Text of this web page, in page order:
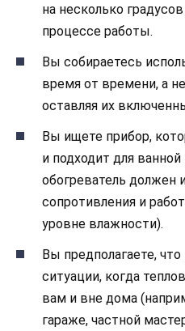
на несколько
процессе работы.
Вы собираетесь
время от времени, а
оставляя их
Вы ищете прибор,
и подходит для
обогреватель должен
сопротивления и
уровне влажности).
Вы предполагаете,
ситуации, когда
вам и вне дома
гараже, частной